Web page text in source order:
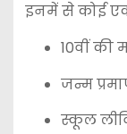
इनमें से कोई
10वीं की
जन्म
स्कूल